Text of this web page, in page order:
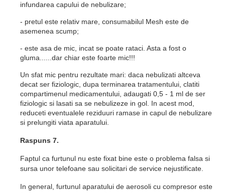
infundarea capului de nebulizare;
- pretul este relativ mare, consumabilul Mesh este de
asemenea scump;
- este asa de mic, incat se poate rataci. Asta a fost o
gluma......dar chiar este foarte mic!!!
Un sfat mic pentru rezultate mari: daca nebulizati altceva
decat ser fiziologic, dupa terminarea tratamentului, clatiti
compartimenul medicamentului, adaugati 0,5 - 1 ml de ser
fiziologic si lasati sa se nebulizeze in gol. In acest mod,
reduceti eventualele reziduuri ramase in capul de nebulizare
si prelungiti viata aparatului.
Raspuns 7.
Faptul ca furtunul nu este fixat bine este o problema falsa si
sursa unor telefoane sau solicitari de service nejustificate.
In general, furtunul aparatului de aerosoli cu compresor este